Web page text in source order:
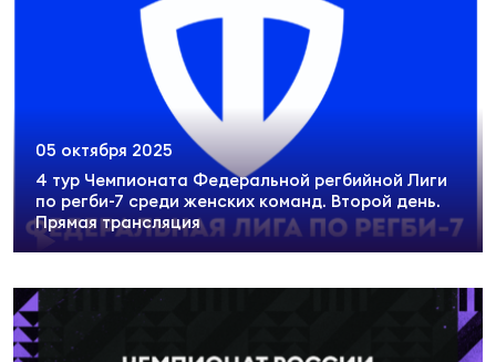
4 тур Чемпионата Федеральной регбийной Лиги
по регби-7 среди женских команд. Второй день.
Прямая трансляция
05 октября 2025